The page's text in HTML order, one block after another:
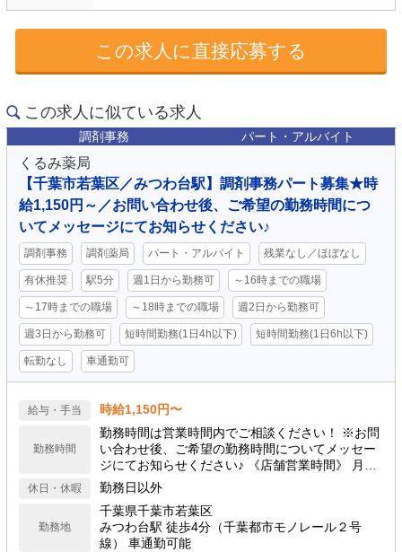
この求人に直接応募する
この求人に似ている求人
調剤事務 パート・アルバイト
くるみ薬局
【千葉市若葉区／みつわ台駅】調剤事務パート募集★時
給1,150円～／お問い合わせ後、ご希望の勤務時間につ
いてメッセージにてお知らせください♪
調剤事務 調剤薬局 パート・アルバイト 残業なし／ほぼなし
有休推奨 駅5分 週1日から勤務可 ～16時までの職場
～17時までの職場 ～18時までの職場 週2日から勤務可
週3日から勤務可 短時間勤務(1日4h以下) 短時間勤務(1日6h以下)
転勤なし 車通勤可
給与・手当 時給1,150円〜
勤務時間
勤務時間は営業時間内でご相談ください！ ※お問
い合わせ後、ご希望の勤務時間についてメッセー
ジにてお知らせください♪ 《店舗営業時間》 月火
木金: 08:30 - 12:00, 15:00 - 18:00 土: 08:30 - 13:
30
休日・休暇 勤務日以外
勤務地
千葉県千葉市若葉区
みつわ台駅 徒歩4分（千葉都市モノレール２号
線） 車通勤可能